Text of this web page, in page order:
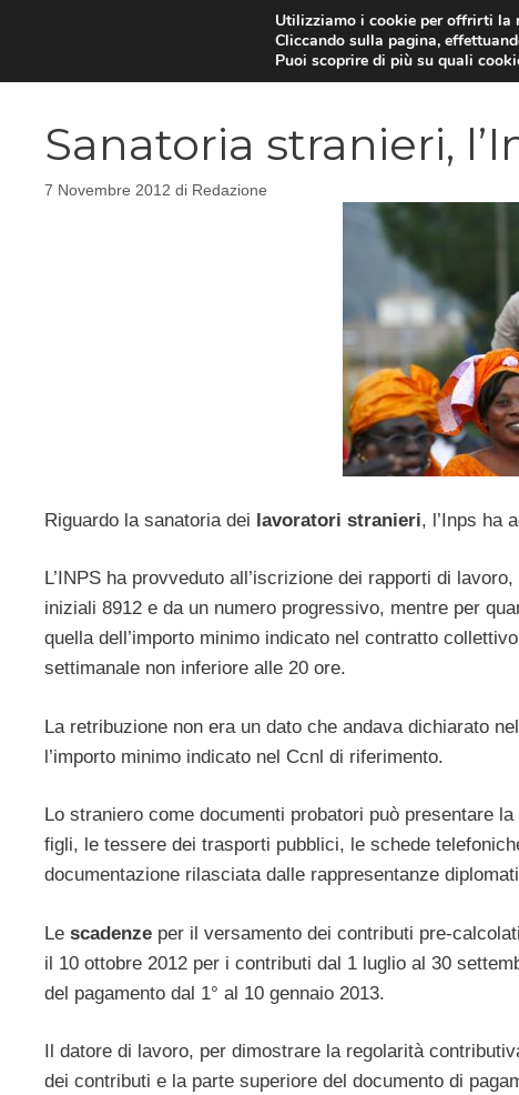
Sanatoria stranieri,
7 Novembre 2012 di Redazione
Riguardo la sanatoria dei lavoratori stranieri, l’Inps ha
L’INPS ha provveduto all’iscrizione dei rapporti di
iniziali 8912 e da un numero progressivo, mentre per
quella dell’importo minimo indicato nel contratto
settimanale non inferiore alle 20 ore.
La retribuzione non era un dato che andava dichiarato
l’importo minimo indicato nel Ccnl di riferimento.
Lo straniero come documenti probatori può presentare
figli, le tessere dei trasporti pubblici, le schede
documentazione rilasciata dalle rappresentanze
Le scadenze per il versamento dei contributi pre-
il 10 ottobre 2012 per i contributi dal 1 luglio al 30
del pagamento dal 1° al 10 gennaio 2013.
Il datore di lavoro, per dimostrare la regolarità
dei contributi e la parte superiore del documento di
Utilizziamo i cookie per offrirti la
Cliccando sulla pagina,
Puoi scoprire di più su quali